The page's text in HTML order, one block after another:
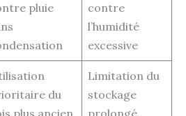
pluie
contre
l’humidité
excessive
du
Limitation du
stockage